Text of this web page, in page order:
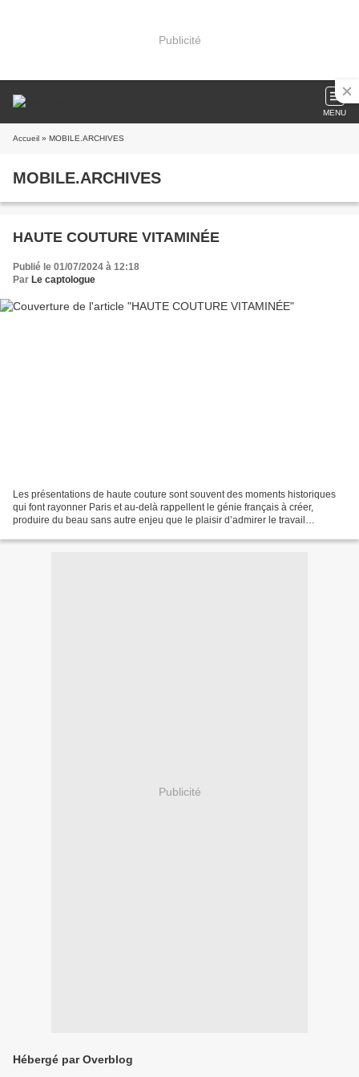
Publicité
MENU
Accueil » MOBILE.ARCHIVES
MOBILE.ARCHIVES
HAUTE COUTURE VITAMINÉE
Publié le 01/07/2024 à 12:18
Par Le captologue
Les présentations de haute couture sont souvent des moments historiques
qui font rayonner Paris et au-delà rappellent le génie français à créer,
produire du beau sans autre enjeu que le plaisir d’admirer le travail
Publicité
Hébergé par Overblog